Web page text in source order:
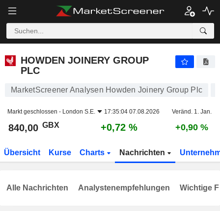
HOWDEN JOINERY GROUP
PLC
MarketScreener Analysen Howden Joinery Group Plc
Markt geschlossen - London S.E. 17:35:04 07.08.2026 Veränd. 1. Jan.
840,00 GBX +0,72 % +0,90 %
Übersicht Kurse Charts Nachrichten
Alle Nachrichten Analystenempfehlungen Wichtige